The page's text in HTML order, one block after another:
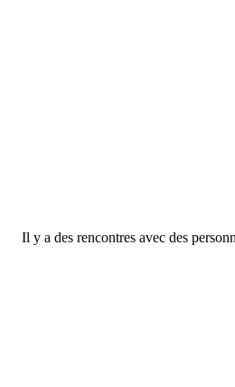
Il y a des rencontres avec des